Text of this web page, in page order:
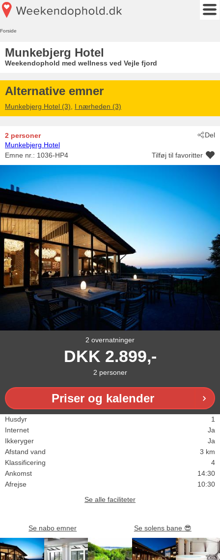
Forside
Munkebjerg Hotel
Weekendophold med wellness ved Vejle fjord
Alternative emner
Munkebjerg Hotel (3) I nærheden (3)
Del
2 personer
Munkebjerg Hotel
Emne nr.: 1036-HP4 Tilføj til favoritter
2 overnatninger
DKK 2.899,-
2 personer
Priser og kalender
Husdyr
1
Internet
Ja
Ikkeryger
Ja
Afstand vand
3 km
Klassificering
4
Ankomst
14:30
Afrejse
10:30
Se alle faciliteter
Se nabo emner Se solens bane 😎